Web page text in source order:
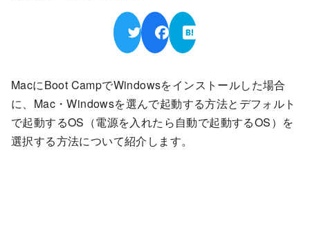
MacにBoot CampでWindowsをインストールした場合
に、Mac・Windowsを選んで起動する方法とデフォルト
で起動するOS（電源を入れたら自動で起動するOS）を
選択する方法について紹介します。